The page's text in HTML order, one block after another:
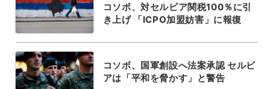
コソボ、対セルビア関税100％に引
き上げ 「ICPO加盟妨害」に報復
コソボ、国軍創設へ法案承認 セルビ
アは「平和を脅かす」と警告